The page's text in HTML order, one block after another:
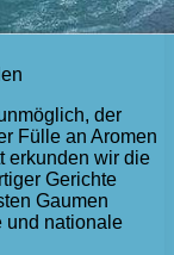
der
Fülle an Aromen
erkunden wir die
Gerichte
Gaumen
und nationale